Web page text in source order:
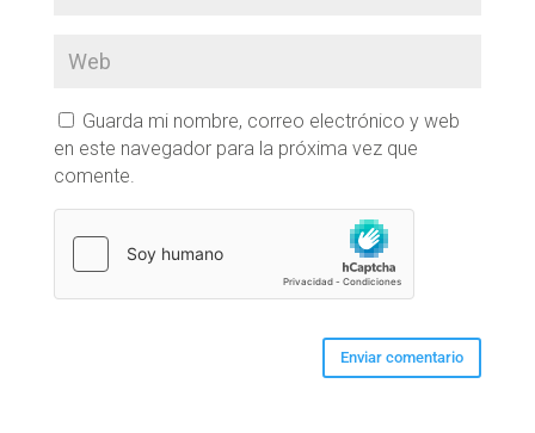
Guarda mi nombre, correo electrónico y web
en este navegador para la próxima vez que
comente.